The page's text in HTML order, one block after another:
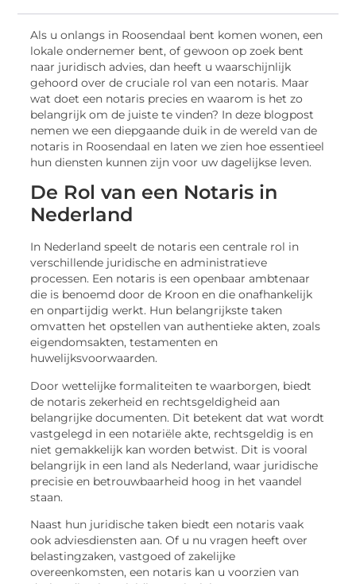
Als u onlangs in Roosendaal bent komen wonen, een
lokale ondernemer bent, of gewoon op zoek bent
naar juridisch advies, dan heeft u waarschijnlijk
gehoord over de cruciale rol van een notaris. Maar
wat doet een notaris precies en waarom is het zo
belangrijk om de juiste te vinden? In deze blogpost
nemen we een diepgaande duik in de wereld van de
notaris in Roosendaal en laten we zien hoe essentieel
hun diensten kunnen zijn voor uw dagelijkse leven.
De Rol van een Notaris in
Nederland
In Nederland speelt de notaris een centrale rol in
verschillende juridische en administratieve
processen. Een notaris is een openbaar ambtenaar
die is benoemd door de Kroon en die onafhankelijk
en onpartijdig werkt. Hun belangrijkste taken
omvatten het opstellen van authentieke akten, zoals
eigendomsakten, testamenten en
huwelijksvoorwaarden.
Door wettelijke formaliteiten te waarborgen, biedt
de notaris zekerheid en rechtsgeldigheid aan
belangrijke documenten. Dit betekent dat wat wordt
vastgelegd in een notariële akte, rechtsgeldig is en
niet gemakkelijk kan worden betwist. Dit is vooral
belangrijk in een land als Nederland, waar juridische
precisie en betrouwbaarheid hoog in het vaandel
staan.
Naast hun juridische taken biedt een notaris vaak
ook adviesdiensten aan. Of u nu vragen heeft over
belastingzaken, vastgoed of zakelijke
overeenkomsten, een notaris kan u voorzien van